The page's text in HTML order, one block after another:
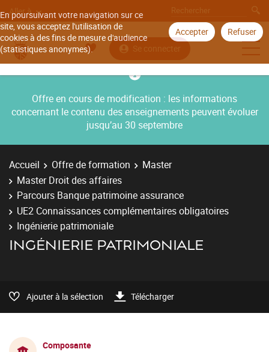
En poursuivant votre navigation sur ce
site, vous acceptez l'utilisation de
cookies à des fins de mesure d'audience
(statistiques anonymes).
Accepter Refuser
Aller à
Se connecter
Offre en cours de modification : les informations
concernant le contenu des enseignements peuvent évoluer
jusqu’au 30 septembre
Accueil Offre de formation
Master
Master Droit des affaires
Parcours Banque patrimoine assurance
UE2 Connaissances complémentaires obligatoires
Ingénierie patrimoniale
INGÉNIERIE PATRIMONIALE
Ajouter à la sélection Télécharger
Composante